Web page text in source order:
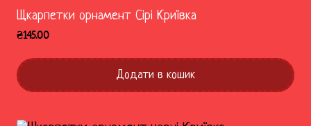
Щкарпетки орнамент Сірі Криївка
₴145.00
Додати в кошик